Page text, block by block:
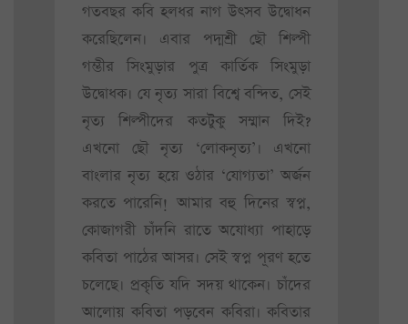
গতবছর কবি হলধর নাগ উৎসব উদ্বোধন
করেছিলেন। এবার পদ্মশ্রী ছৌ শিল্পী
গম্ভীর সিংমুড়ার পুত্র কার্তিক সিংমুড়া
উদ্বোধক। যে নৃত্য সারা বিশ্বে বন্দিত, সেই
নৃত্য শিল্পীদের কতটুকু সম্মান দিই?
এখনো ছৌ নৃত্য ‘লোকনৃত্য’। এখনো
বাংলার নৃত্য হয়ে ওঠার ‘যোগ্যতা’ অর্জন
করতে পারেনি! আমার বহু দিনের স্বপ্ন,
কোজাগরী চাঁদনি রাতে অযোধ্যা পাহাড়ে
কবিতা পাঠের আসর। সেই স্বপ্ন পূরণ হতে
চলেছে। প্রকৃতি যদি সদয় থাকেন। চাঁদের
আলোয় কবিতা পড়বেন কবিরা। কবিতার